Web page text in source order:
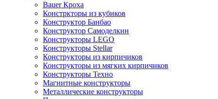
Bauer Кроха
Констркторы из кубиков
Конструктор Банбао
Конструктор Самоделкин
Конструкторы LEGO
Конструкторы Stellar
Конструкторы из кирпичиков
Конструкторы из мягких кирпичиков
Конструкторы Техно
Магнитные конструкторы
Металлические конструкторы